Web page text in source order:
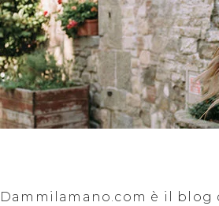
Dammilamano.com è il